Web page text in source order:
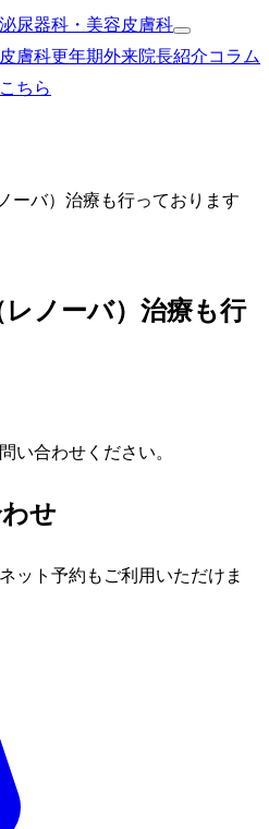
泌尿器科・美容皮膚科
膚科更年期外来院長紹介コラム
ちら
ーバ）治療も行っております
レノーバ）治療も行
い合わせください。
せ
ット予約もご利用いただけま